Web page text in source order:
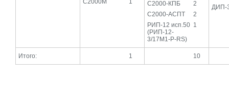
С2000М 1
С2000-КПБ
2
С2000-АСПТ
2
РИП-12 исп.50
(РИП-12-
3/17М1-Р-RS)
1
ДИП-
Итого: 1 10